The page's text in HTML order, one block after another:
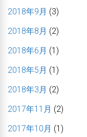
2018年9月 (3)
2018年8月 (2)
2018年6月 (1)
2018年5月 (1)
2018年3月 (2)
2017年11月 (2)
2017年10月 (1)